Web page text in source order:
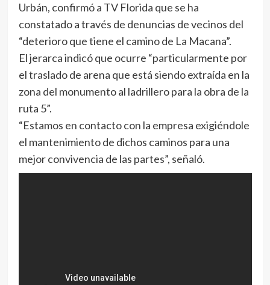
Urbán, confirmó a TV Florida que se ha
constatado a través de denuncias de vecinos del
“deterioro que tiene el camino de La Macana”.
El jerarca indicó que ocurre “particularmente por
el traslado de arena que está siendo extraída en la
zona del monumento al ladrillero para la obra de la
ruta 5”.
“Estamos en contacto con la empresa exigiéndole
el mantenimiento de dichos caminos para una
mejor convivencia de las partes”, señaló.